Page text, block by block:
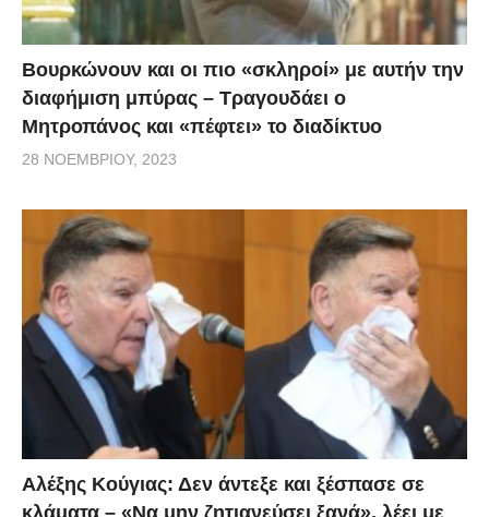
Βουρκώνουν και οι πιο «σκληροί» με αυτήν την
διαφήμιση μπύρας – Τραγουδάει ο
Μητροπάνος και «πέφτει» το διαδίκτυο
28 ΝΟΕΜΒΡΊΟΥ, 2023
Αλέξης Κούγιας: Δεν άντεξε και ξέσπασε σε